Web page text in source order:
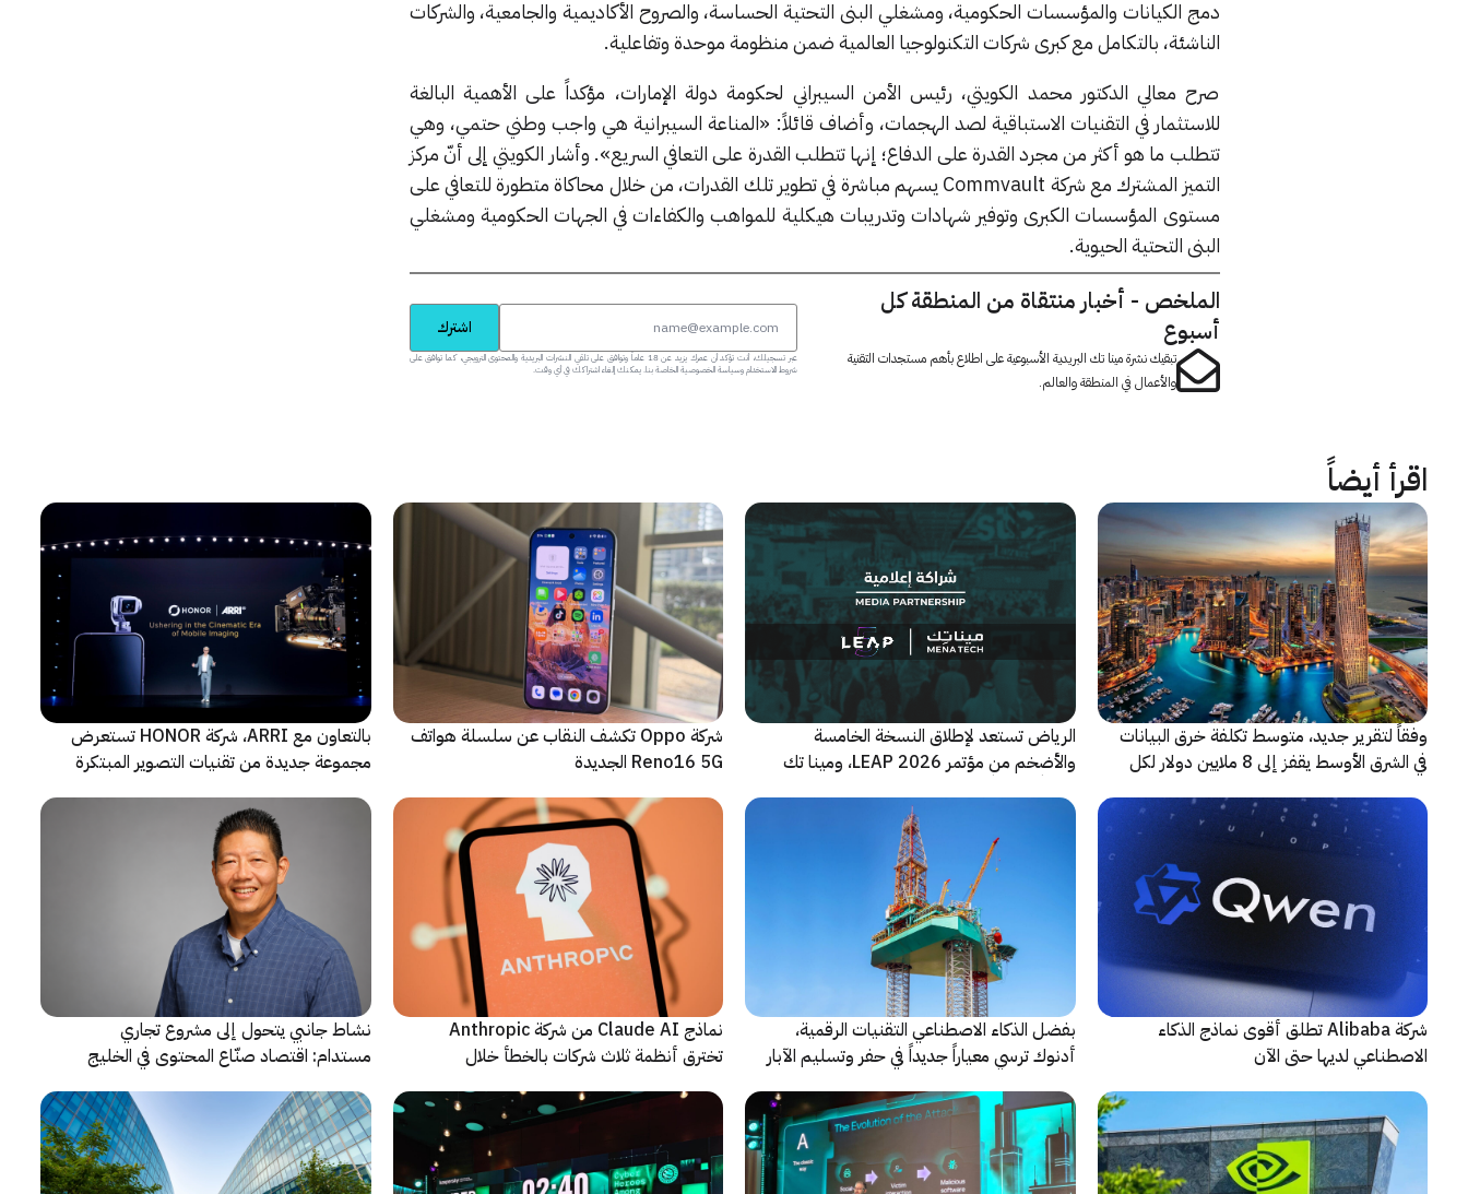
دمج الكيانات والمؤسسات الحكومية، ومشغلي البنى التحتية الحساسة، والصروح الأكاديمية والجامعية، والشركات
الناشئة، بالتكامل مع كبرى شركات التكنولوجيا العالمية ضمن منظومة موحدة وتفاعلية.
صرح معالي الدكتور محمد الكويتي، رئيس الأمن السيبراني لحكومة دولة الإمارات، مؤكداً على الأهمية البالغة
للاستثمار في التقنيات الاستباقية لصد الهجمات، وأضاف قائلاً: «المناعة السيبرانية هي واجب وطني حتمي، وهي
تتطلب ما هو أكثر من مجرد القدرة على الدفاع؛ إنها تتطلب القدرة على التعافي السريع». وأشار الكويتي إلى أنّ مركز
التميز المشترك مع شركة Commvault يسهم مباشرة في تطوير تلك القدرات، من خلال محاكاة متطورة للتعافي على
مستوى المؤسسات الكبرى وتوفير شهادات وتدريبات هيكلية للمواهب والكفاءات في الجهات الحكومية ومشغلي
البنى التحتية الحيوية.
الملخص - أخبار منتقاة من المنطقة كل
أسبوع
تبقيك نشرة مينا تك البريدية الأسبوعية على اطلاع بأهم مستجدات التقنية
والأعمال في المنطقة والعالم.
اشترك
عبر تسجيلك، أنت تؤكد أن عمرك يزيد عن 18 عاماً وتوافق على تلقي النشرات البريدية والمحتوى الترويجي، كما توافق على
شروط الاستخدام وسياسة الخصوصية الخاصة بنا. يمكنك إلغاء اشتراكك في أي وقت.
اقرأ أيضاً
وفقاً لتقرير جديد، متوسط تكلفة خرق البيانات
في الشرق الأوسط يقفز إلى 8 ملايين دولار لكل
الرياض تستعد لإطلاق النسخة الخامسة
والأضخم من مؤتمر LEAP 2026، ومينا تك
شركة Oppo تكشف النقاب عن سلسلة هواتف
Reno16 5G الجديدة
بالتعاون مع ARRI، شركة HONOR تستعرض
مجموعة جديدة من تقنيات التصوير المبتكرة
شركة Alibaba تطلق أقوى نماذج الذكاء
الاصطناعي لديها حتى الآن
بفضل الذكاء الاصطناعي التقنيات الرقمية،
أدنوك ترسي معياراً جديداً في حفر وتسليم الآبار
نماذج Claude AI من شركة Anthropic
تخترق أنظمة ثلاث شركات بالخطأ خلال
نشاط جانبي يتحول إلى مشروع تجاري
مستدام: اقتصاد صنّاع المحتوى في الخليج